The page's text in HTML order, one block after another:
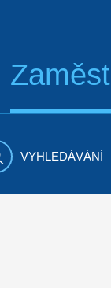
VYHLEDÁVÁNÍ